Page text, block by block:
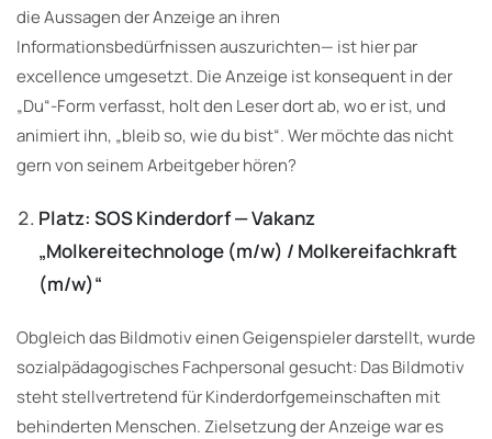
die Aussagen der Anzeige an ihren
Informationsbedürfnissen auszurichten— ist hier par
excellence umgesetzt. Die Anzeige ist konsequent in der
„Du“-Form verfasst, holt den Leser dort ab, wo er ist, und
animiert ihn, „bleib so, wie du bist“. Wer möchte das nicht
gern von seinem Arbeitgeber hören?
Platz: SOS Kinderdorf — Vakanz
„Molkereitechnologe (m/w) / Molkereifachkraft
(m/w)“
Obgleich das Bildmotiv einen Geigenspieler darstellt, wurde
sozialpädagogisches Fachpersonal gesucht: Das Bildmotiv
steht stellvertretend für Kinderdorfgemeinschaften mit
behinderten Menschen. Zielsetzung der Anzeige war es